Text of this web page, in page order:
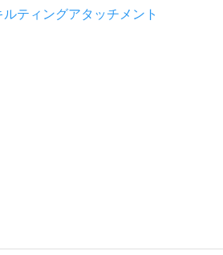
ルティングアタッチメント